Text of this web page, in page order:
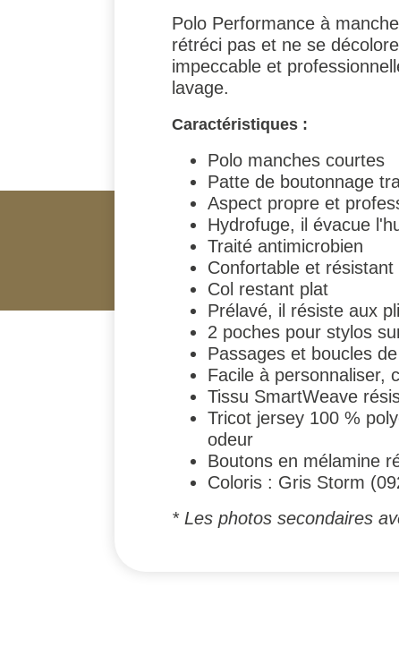
Polo Performance à
rétréci pas et ne se
impeccable et
lavage.
Caractéristiques :
Polo manches courtes
Patte de boutonnage
Aspect propre et
Hydrofuge, il évacue
Traité antimicrobien
Confortable et résistant
Col restant plat
Prélavé, il résiste aux
2 poches pour stylos
Passages et boucles
Facile à personnaliser,
Tissu SmartWeave
Tricot jersey 100 %
odeur
Boutons en mélamine
Coloris : Gris Storm
* Les photos secondaires